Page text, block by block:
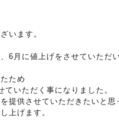
います。
6月に値上げをさせていただ
ため
いただく事になりました。
提供させていただきたいと思
上げます。